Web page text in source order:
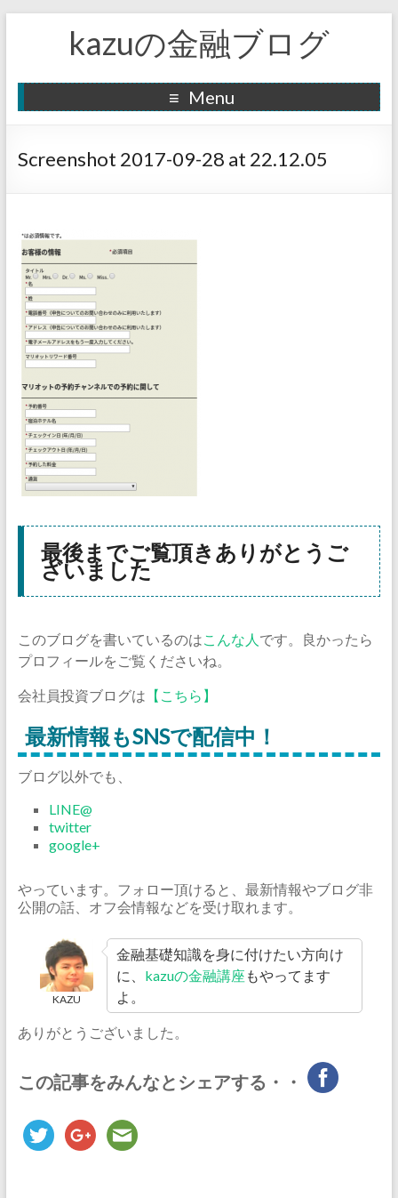
kazuの金融ブログ
Menu
Screenshot 2017-09-28 at 22.12.05
最後までご覧頂きありがとうご
ざいました
このブログを書いているのはこんな人 です。良かったら
プロフィールをご覧くださいね。
会社員投資ブログは 【こちら】
最新情報もSNSで配信中！
ブログ以外でも、
LINE@
twitter
google+
やっています。フォロー頂けると、最新情報やブログ非
公開の話、オフ会情報などを受け取れます。
KAZU
金融基礎知識を身に付けたい方向け
に、 kazuの金融講座 もやってます
よ。
ありがとうございました。
この記事をみんなとシェアする・・